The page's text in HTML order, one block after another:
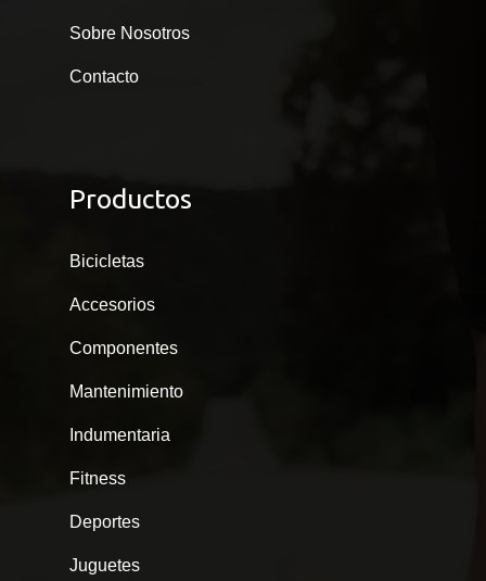
Sobre Nosotros
Contacto
Productos
Bicicletas
Accesorios
Componentes
Mantenimiento
Indumentaria
Fitness
Deportes
Juguetes